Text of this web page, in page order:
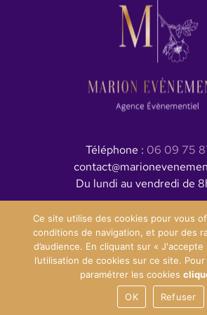
Téléphone : 06 09 75
Du lundi au vendredi de
Plan du site/Mentions légales et
Ce site utilise des cookies pour vous
conditions de navigation, et pour des
d’audience. En cliquant sur «
l’utilisation de cookies sur ce site.
paramétrer les cookies
OK
Refuser